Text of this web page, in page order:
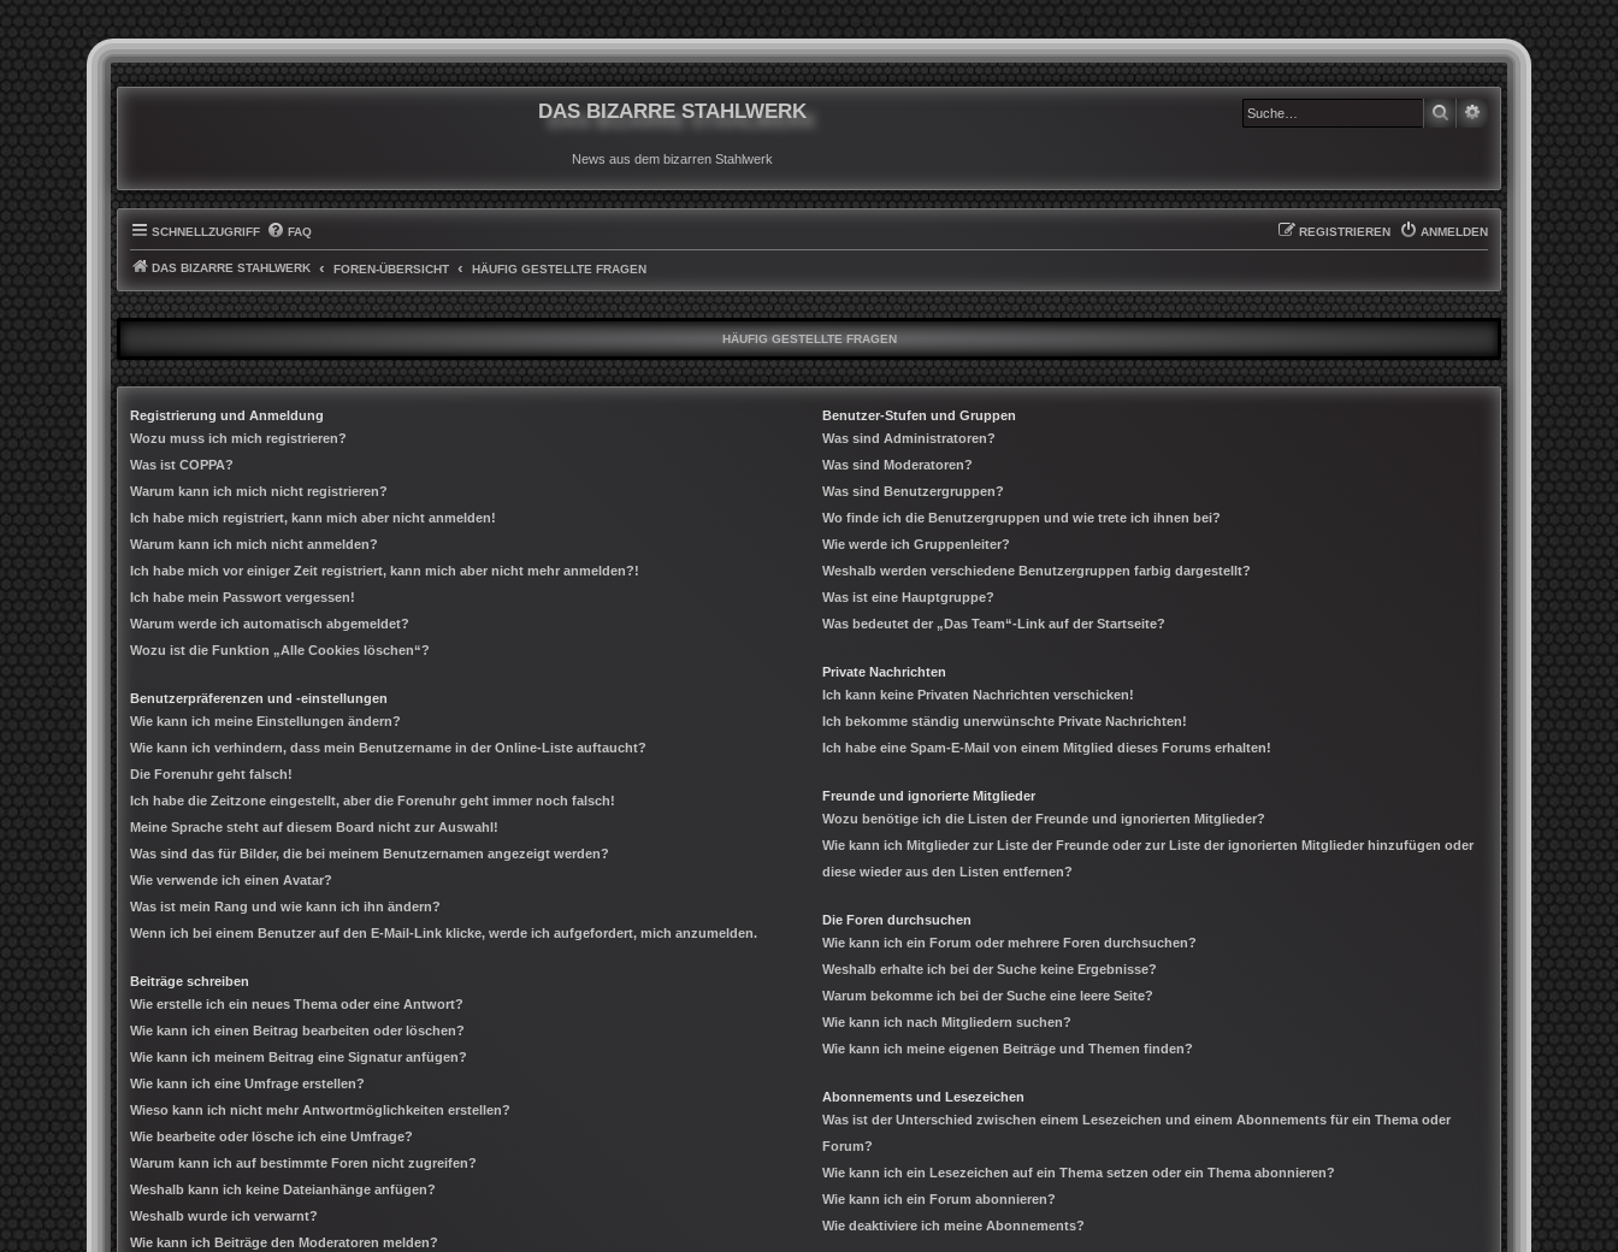
DAS BIZARRE STAHLWERK
News aus dem bizarren Stahlwerk
SUCHE
SCHNELLZUGRIFF FAQ ANMELDEN
REGISTRIEREN
DAS BIZARRE STAHLWERK FOREN-ÜBERSICHT HÄUFIG GESTELLTE FRAGEN
HÄUFIG GESTELLTE FRAGEN
Registrierung und Anmeldung
Wozu muss ich mich registrieren?
Was ist COPPA?
Warum kann ich mich nicht registrieren?
Ich habe mich registriert, kann mich aber nicht anmelden!
Warum kann ich mich nicht anmelden?
Ich habe mich vor einiger Zeit registriert, kann mich aber nicht mehr anmelden?!
Ich habe mein Passwort vergessen!
Warum werde ich automatisch abgemeldet?
Wozu ist die Funktion „Alle Cookies löschen“?
Benutzerpräferenzen und -einstellungen
Wie kann ich meine Einstellungen ändern?
Wie kann ich verhindern, dass mein Benutzername in der Online-Liste auftaucht?
Die Forenuhr geht falsch!
Ich habe die Zeitzone eingestellt, aber die Forenuhr geht immer noch falsch!
Meine Sprache steht auf diesem Board nicht zur Auswahl!
Was sind das für Bilder, die bei meinem Benutzernamen angezeigt werden?
Wie verwende ich einen Avatar?
Was ist mein Rang und wie kann ich ihn ändern?
Wenn ich bei einem Benutzer auf den E-Mail-Link klicke, werde ich aufgefordert, mich anzumelden.
Beiträge schreiben
Wie erstelle ich ein neues Thema oder eine Antwort?
Wie kann ich einen Beitrag bearbeiten oder löschen?
Wie kann ich meinem Beitrag eine Signatur anfügen?
Wie kann ich eine Umfrage erstellen?
Wieso kann ich nicht mehr Antwortmöglichkeiten erstellen?
Wie bearbeite oder lösche ich eine Umfrage?
Warum kann ich auf bestimmte Foren nicht zugreifen?
Weshalb kann ich keine Dateianhänge anfügen?
Weshalb wurde ich verwarnt?
Wie kann ich Beiträge den Moderatoren melden?
Benutzer-Stufen und Gruppen
Was sind Administratoren?
Was sind Moderatoren?
Was sind Benutzergruppen?
Wo finde ich die Benutzergruppen und wie trete ich ihnen bei?
Wie werde ich Gruppenleiter?
Weshalb werden verschiedene Benutzergruppen farbig dargestellt?
Was ist eine Hauptgruppe?
Was bedeutet der „Das Team“-Link auf der Startseite?
Private Nachrichten
Ich kann keine Privaten Nachrichten verschicken!
Ich bekomme ständig unerwünschte Private Nachrichten!
Ich habe eine Spam-E-Mail von einem Mitglied dieses Forums erhalten!
Freunde und ignorierte Mitglieder
Wozu benötige ich die Listen der Freunde und ignorierten Mitglieder?
Wie kann ich Mitglieder zur Liste der Freunde oder zur Liste der ignorierten Mitglieder hinzufügen oder
diese wieder aus den Listen entfernen?
Die Foren durchsuchen
Wie kann ich ein Forum oder mehrere Foren durchsuchen?
Weshalb erhalte ich bei der Suche keine Ergebnisse?
Warum bekomme ich bei der Suche eine leere Seite?
Wie kann ich nach Mitgliedern suchen?
Wie kann ich meine eigenen Beiträge und Themen finden?
Abonnements und Lesezeichen
Was ist der Unterschied zwischen einem Lesezeichen und einem Abonnements für ein Thema oder
Forum?
Wie kann ich ein Lesezeichen auf ein Thema setzen oder ein Thema abonnieren?
Wie kann ich ein Forum abonnieren?
Wie deaktiviere ich meine Abonnements?